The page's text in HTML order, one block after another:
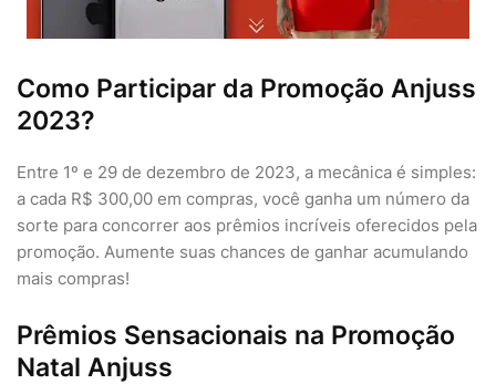
Como Participar da Promoção Anjuss
2023?
Entre 1º e 29 de dezembro de 2023, a mecânica é simples:
a cada R$ 300,00 em compras, você ganha um número da
sorte para concorrer aos prêmios incríveis oferecidos pela
promoção. Aumente suas chances de ganhar acumulando
mais compras!
Prêmios Sensacionais na Promoção
Natal Anjuss